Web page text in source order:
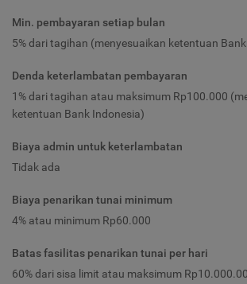
Min. pembayaran setiap bulan
5% dari tagihan (menyesuaikan ketentuan
Denda keterlambatan pembayaran
1% dari tagihan atau maksimum Rp100.000
ketentuan Bank Indonesia)
Biaya admin untuk keterlambatan
Tidak ada
Biaya penarikan tunai minimum
4% atau minimum Rp60.000
Batas fasilitas penarikan tunai per hari
60% dari sisa limit atau maksimum